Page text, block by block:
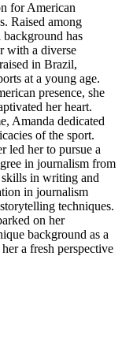
for American
Raised among
has
with a diverse
in Brazil,
at a young age.
presence, she
her heart.
Amanda dedicated
of the sport.
led her to pursue a
in journalism from
skills in writing and
in journalism
techniques.
on her
background as a
a fresh perspective